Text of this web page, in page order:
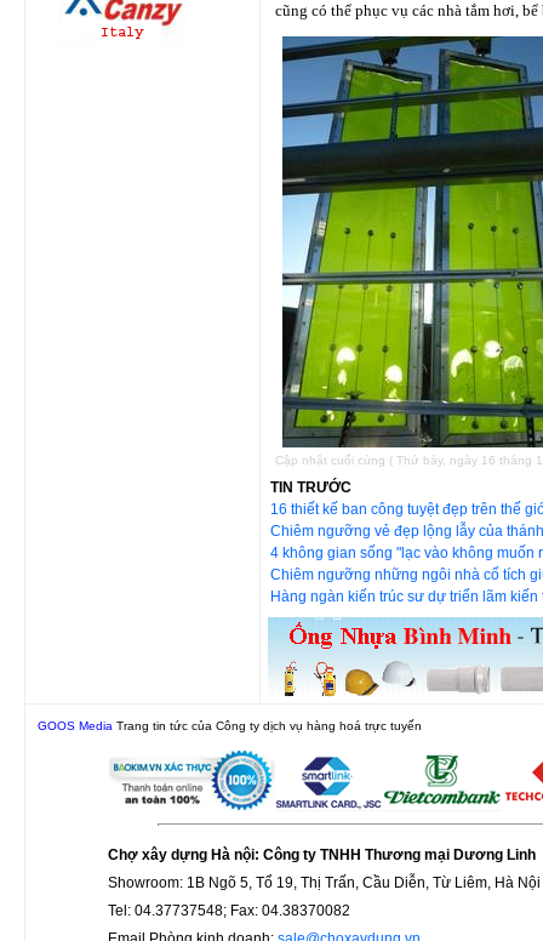
cũng có thể phục vụ các nhà tắm hơi,
Cập nhật cuối cùng ( Thứ bảy, ngày 16 tháng
TIN TRƯỚC
16 thiết kế ban công tuyệt đẹp trên thế
Chiêm ngưỡng vẻ đẹp lộng lẫy của
4 không gian sống "lạc vào không muốn
Chiêm ngưỡng những ngôi nhà cổ tích
Hàng ngàn kiến trúc sư dự triển lãm
GOOS Media Trang tin tức của Công ty dịch vụ hàng hoá trực tuyến
Chợ xây dựng Hà nội: Công ty TNHH Thương mại Dương Linh
Showroom: 1B Ngõ 5, Tổ 19, Thị Trấn, Cầu Diễn, Từ Liêm, Hà Nội
Tel: 04.37737548; Fax: 04.38370082